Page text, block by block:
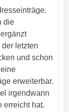
die
letzten
und schon
erweiterbar.
irgendwann
erreicht hat.